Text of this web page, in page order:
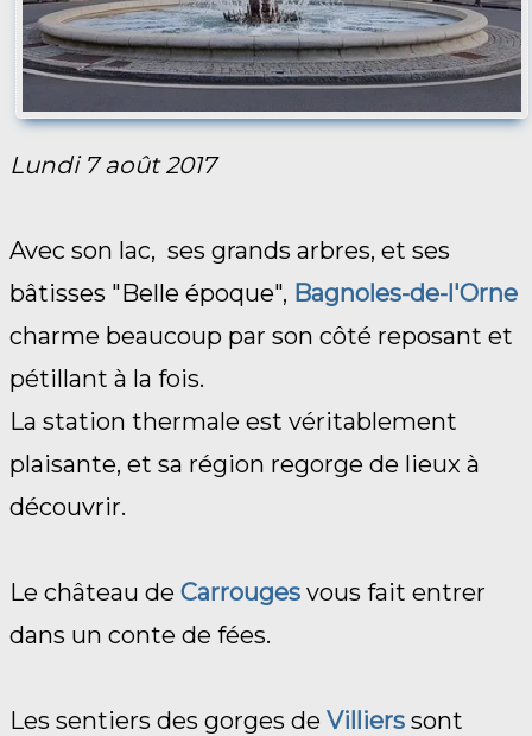
Lundi 7 août 2017
Avec son lac, ses grands arbres, et ses
bâtisses "Belle époque", Bagnoles-de-l'Orne
charme beaucoup par son côté reposant et
pétillant à la fois.
La station thermale est véritablement
plaisante, et sa région regorge de lieux à
découvrir.
Le château de Carrouges vous fait entrer
dans un conte de fées.
Les sentiers des gorges de Villiers sont